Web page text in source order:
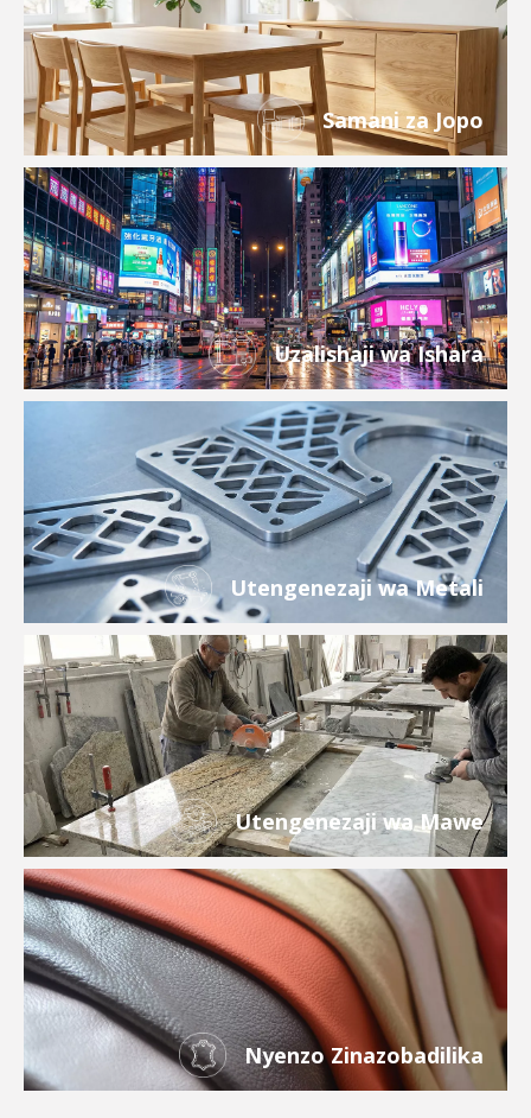
Samani za Jopo
Uzalishaji wa Ishara
Utengenezaji wa Metali
Utengenezaji wa Mawe
Nyenzo Zinazobadilika